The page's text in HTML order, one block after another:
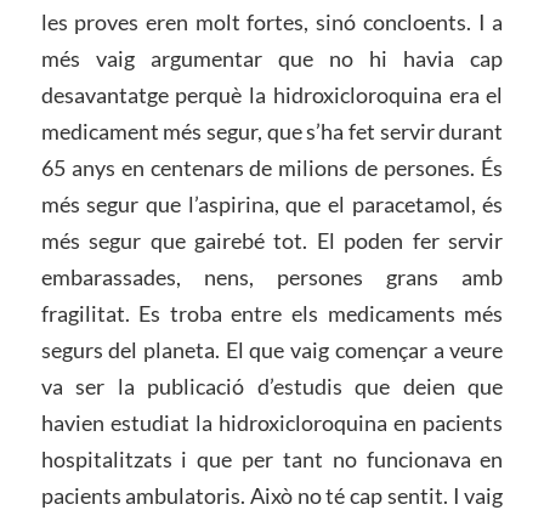
les proves eren molt fortes, sinó concloents. I a
més vaig argumentar que no hi havia cap
desavantatge perquè la hidroxicloroquina era el
medicament més segur, que s’ha fet servir durant
65 anys en centenars de milions de persones. És
més segur que l’aspirina, que el paracetamol, és
més segur que gairebé tot. El poden fer servir
embarassades, nens, persones grans amb
fragilitat. Es troba entre els medicaments més
segurs del planeta. El que vaig començar a veure
va ser la publicació d’estudis que deien que
havien estudiat la hidroxicloroquina en pacients
hospitalitzats i que per tant no funcionava en
pacients ambulatoris. Això no té cap sentit. I vaig